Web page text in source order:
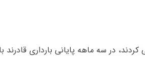
در سه ماهه پایانی بارداری قادرند